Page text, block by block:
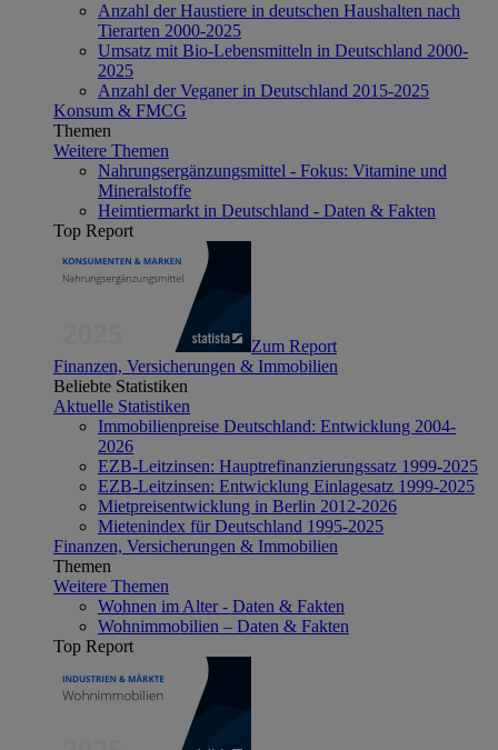
Anzahl der Haustiere in deutschen Haushalten nach
Tierarten 2000-2025
Umsatz mit Bio-Lebensmitteln in Deutschland 2000-
2025
Anzahl der Veganer in Deutschland 2015-2025
Konsum & FMCG
Themen
Weitere Themen
Nahrungsergänzungsmittel - Fokus: Vitamine und
Mineralstoffe
Heimtiermarkt in Deutschland - Daten & Fakten
Top Report
Zum Report
Finanzen, Versicherungen & Immobilien
Beliebte Statistiken
Aktuelle Statistiken
Immobilienpreise Deutschland: Entwicklung 2004-
2026
EZB-Leitzinsen: Hauptrefinanzierungssatz 1999-2025
EZB-Leitzinsen: Entwicklung Einlagesatz 1999-2025
Mietpreisentwicklung in Berlin 2012-2026
Mietenindex für Deutschland 1995-2025
Finanzen, Versicherungen & Immobilien
Themen
Weitere Themen
Wohnen im Alter - Daten & Fakten
Wohnimmobilien – Daten & Fakten
Top Report